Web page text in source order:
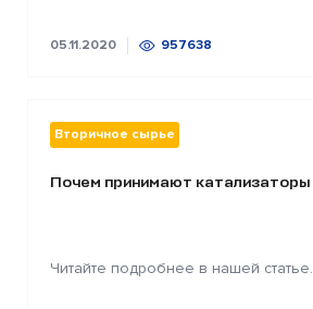
05.11.2020 957638
Вторичное сырье
Почем принимают катализаторы
Читайте подробнее в нашей статье.